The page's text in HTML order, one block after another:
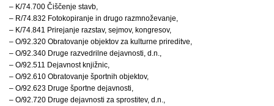
– K/74.700 Čiščenje stavb,
– R/74.832 Fotokopiranje in drugo razmnoževanje,
– K/74.841 Prirejanje razstav, sejmov, kongresov,
– O/92.320 Obratovanje objektov za kulturne prireditve,
– O/92.340 Druge razvedrilne dejavnosti, d.n.,
– O/92.511 Dejavnost knjižnic,
– O/92.610 Obratovanje športnih objektov,
– O/92.623 Druge športne dejavnosti,
– O/92.720 Druge dejavnosti za sprostitev, d.n.,